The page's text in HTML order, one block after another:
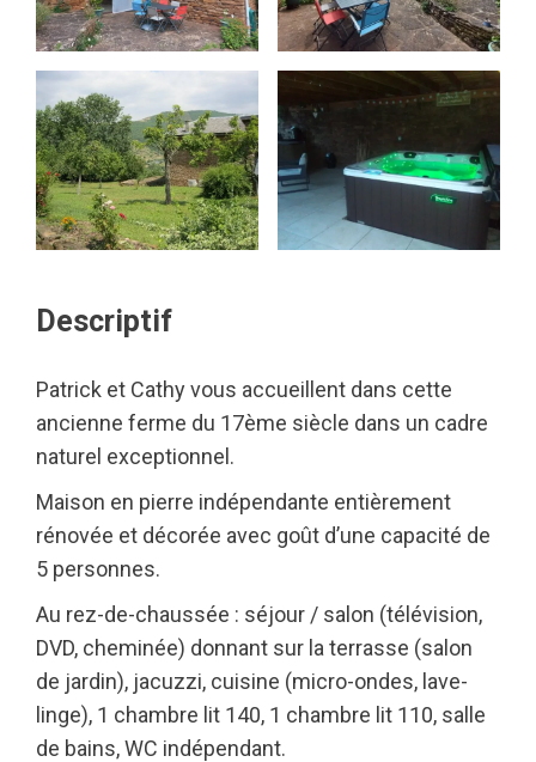
Descriptif
Patrick et Cathy vous accueillent dans cette
ancienne ferme du 17ème siècle dans un cadre
naturel exceptionnel.
Maison en pierre indépendante entièrement
rénovée et décorée avec goût d’une capacité de
5 personnes.
Au rez-de-chaussée : séjour / salon (télévision,
DVD, cheminée) donnant sur la terrasse (salon
de jardin), jacuzzi, cuisine (micro-ondes, lave-
linge), 1 chambre lit 140, 1 chambre lit 110, salle
de bains, WC indépendant.